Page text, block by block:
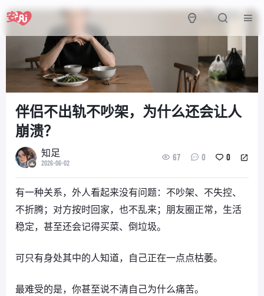
伴侣不出轨不吵架，为什么还会让人
崩溃？
知足
2026-06-02
67 0 0
有一种关系，外人看起来没有问题：不吵架、不失控、
不折腾；对方按时回家，也不乱来；朋友圈正常，生活
稳定，甚至还会记得买菜、倒垃圾。
可只有身处其中的人知道，自己正在一点点枯萎。
最难受的是，你甚至说不清自己为什么痛苦。